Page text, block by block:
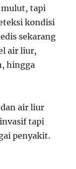
tapi
kondisi
sekarang
air liur,
hingga
air liur
tapi
penyakit.